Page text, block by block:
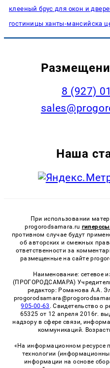
клееный брус для окон и
гостиницы ханты-мансийска
8 (927)
Наша
При использовании
progorodsamara.ru
противном случае будут
об авторских и смежных
ответственности за
размещенные на сайте
Наименование: сетевое
(ПРОГОРОДСАМАРА)
редактор: Романова А.А.
905-00-63 . Свидетельство о
65325 от 12 апреля 2016г.
надзору в сфере связи,
коммуникаций.
«На информационном ресурсе
технологии
информации на основе